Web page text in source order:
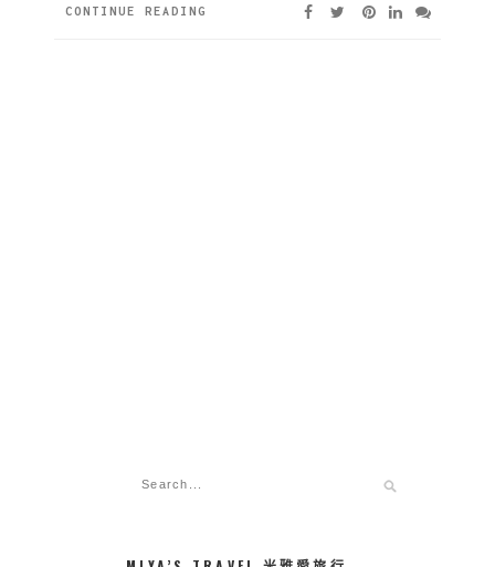
CONTINUE READING